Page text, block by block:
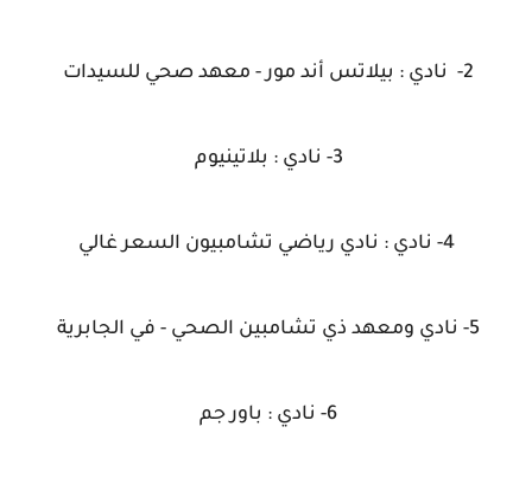
2- نادي : بيلاتس أند مور - معهد صحي للسيدات
3- نادي : بلاتينيوم
4- نادي : نادي رياضي تشامبيون السعر غالي
5- نادي ومعهد ذي تشامبين الصحي - في الجابرية
6- نادي : باور جم